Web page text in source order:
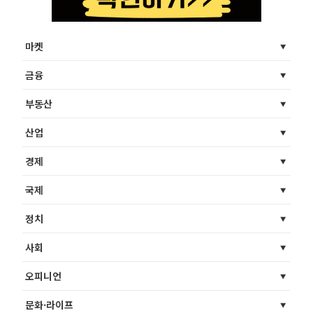
마켓
금융
부동산
산업
경제
국제
정치
사회
오피니언
문화·라이프